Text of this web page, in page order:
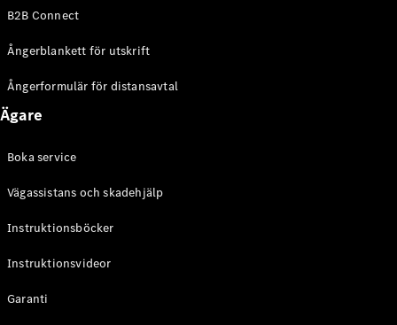
CLE Coupé
AMG GT
Dörrars
Mercedes-
AMG GT
Coupé
B2B Connect
Ångerblankett för utskrift
Ångerformulär för distansavtal
Ägare
Boka service
Vägassistans och skadehjälp
Instruktionsböcker
Instruktionsvideor
Garanti